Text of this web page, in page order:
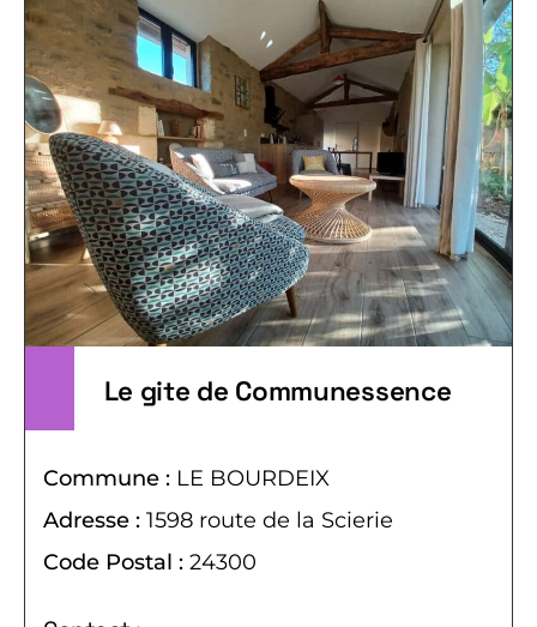
Le gite de Communessence
Commune : LE BOURDEIX
Adresse : 1598 route de la Scierie
Code Postal : 24300